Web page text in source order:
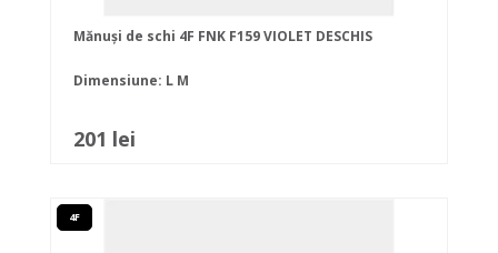
Mănuși de schi 4F FNK F159 VIOLET DESCHIS
Dimensiune: L M
201 lei
4F